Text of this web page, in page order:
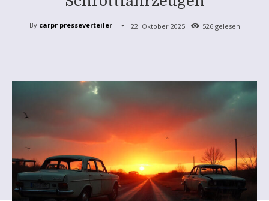
By carpr presseverteiler 22. Oktober 2025 526gelesen